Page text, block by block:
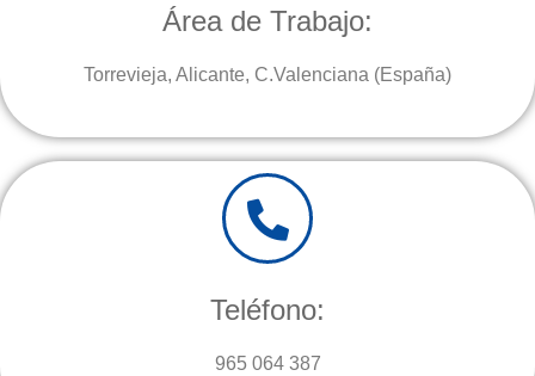
Área de Trabajo:
Torrevieja, Alicante, C.Valenciana (España)
Teléfono:
965 064 387